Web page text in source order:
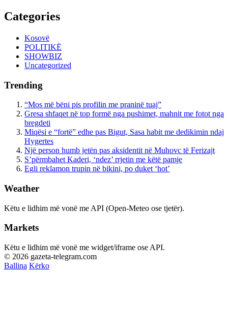
Categories
Kosovë
POLITIKË
SHOWBIZ
Uncategorized
Trending
“Mos më bëni pis profilin me praninë tuaj”
Gresa shfaqet në top formë nga pushimet, mahnit me fotot nga
bregdeti
Miqësi e “fortë” edhe pas Bigut, Sasa habit me dedikimin ndaj
Hygertes
Një person humb jetën pas aksidentit në Muhovc të Ferizajt
S’përmbahet Kaderi, ‘ndez’ rrjetin me këtë pamje
Egli reklamon trupin në bikini, po duket ‘hot’
Weather
Këtu e lidhim më vonë me API (Open-Meteo ose tjetër).
Markets
Këtu e lidhim më vonë me widget/iframe ose API.
© 2026 gazeta-telegram.com
Ballina Kërko